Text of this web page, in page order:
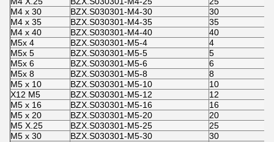
M4 x 30
BZX.S030301-M4-30 30
M4 x 35
BZX.S030301-M4-35 35
M4 x 40
BZX.S030301-M4-40 40
M5x 4
BZX.S030301-M5-4 4
M5x 5
BZX.S030301-M5-5 5
M5x 6
BZX.S030301-M5-6 6
M5x 8
BZX.S030301-M5-8 8
M5 x 10
BZX.S030301-M5-10 10
X12 M5
BZX.S030301-M5-12 12
M5 x 16
BZX.S030301-M5-16 16
M5 x 20
BZX.S030301-M5-20 20
M5 X.25
BZX.S030301-M5-25 25
M5 x 30
BZX.S030301-M5-30 30